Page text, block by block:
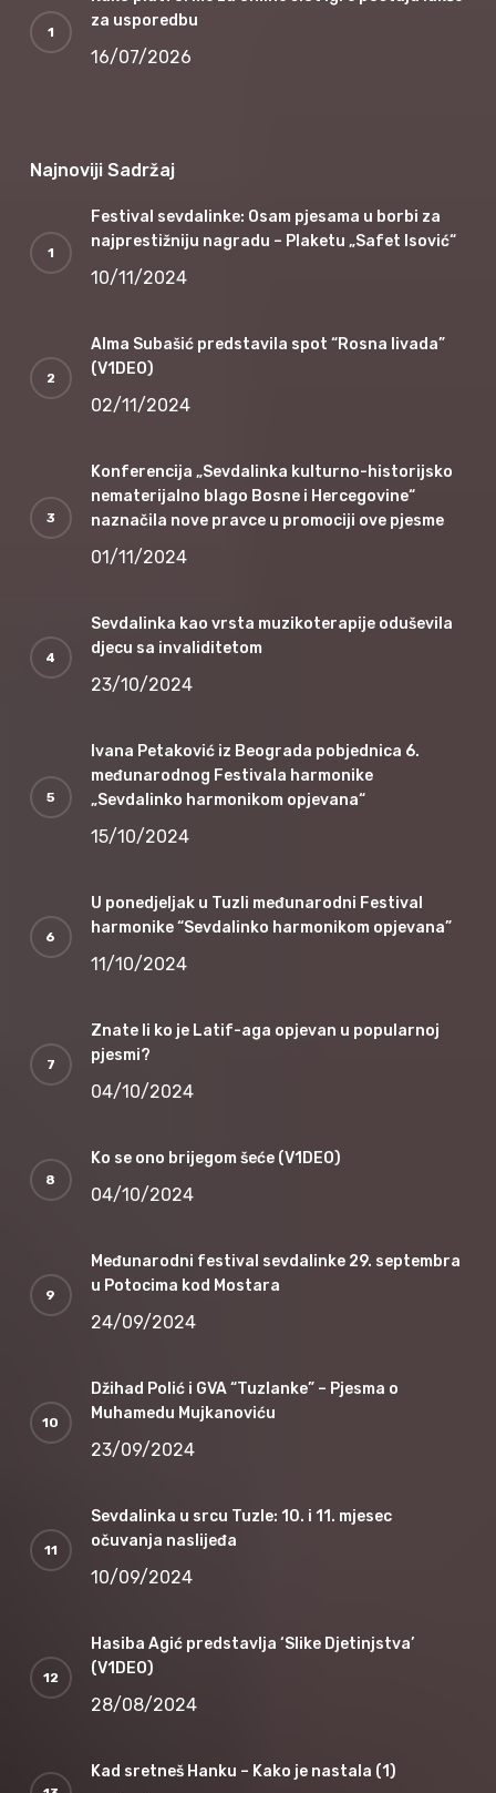
za usporedbu
16/07/2026
Najnoviji Sadržaj
Festival sevdalinke: Osam pjesama u borbi za
najprestižniju nagradu – Plaketu „Safet Isović“
10/11/2024
Alma Subašić predstavila spot “Rosna livada”
(V1DEO)
02/11/2024
Konferencija „Sevdalinka kulturno-historijsko
nematerijalno blago Bosne i Hercegovine“
naznačila nove pravce u promociji ove pjesme
01/11/2024
Sevdalinka kao vrsta muzikoterapije oduševila
djecu sa invaliditetom
23/10/2024
Ivana Petaković iz Beograda pobjednica 6.
međunarodnog Festivala harmonike
„Sevdalinko harmonikom opjevana“
15/10/2024
U ponedjeljak u Tuzli međunarodni Festival
harmonike “Sevdalinko harmonikom opjevana”
11/10/2024
Znate li ko je Latif-aga opjevan u popularnoj
pjesmi?
04/10/2024
Ko se ono brijegom šeće (V1DEO)
04/10/2024
Međunarodni festival sevdalinke 29. septembra
u Potocima kod Mostara
24/09/2024
Džihad Polić i GVA “Tuzlanke” – Pjesma o
Muhamedu Mujkanoviću
23/09/2024
Sevdalinka u srcu Tuzle: 10. i 11. mjesec
očuvanja naslijeđa
10/09/2024
Hasiba Agić predstavlja ‘Slike Djetinjstva’
(V1DEO)
28/08/2024
Kad sretneš Hanku – Kako je nastala (1)